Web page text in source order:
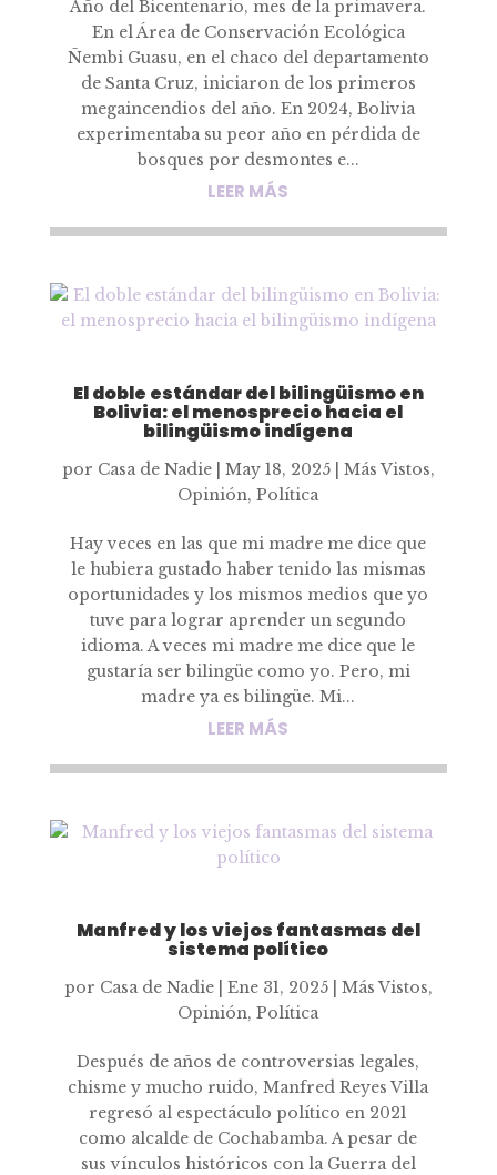
Año del Bicentenario, mes de la primavera.
En el Área de Conservación Ecológica
Ñembi Guasu, en el chaco del departamento
de Santa Cruz, iniciaron de los primeros
megaincendios del año. En 2024, Bolivia
experimentaba su peor año en pérdida de
bosques por desmontes e...
LEER MÁS
El doble estándar del bilingüismo en
Bolivia: el menosprecio hacia el
bilingüismo indígena
por Casa de Nadie| May 18, 2025| Más Vistos,
Opinión,Política
Hay veces en las que mi madre me dice que
le hubiera gustado haber tenido las mismas
oportunidades y los mismos medios que yo
tuve para lograr aprender un segundo
idioma. A veces mi madre me dice que le
gustaría ser bilingüe como yo. Pero, mi
madre ya es bilingüe. Mi...
LEER MÁS
Manfred y los viejos fantasmas del
sistema político
por Casa de Nadie| Ene 31, 2025| Más Vistos,
Opinión,Política
Después de años de controversias legales,
chisme y mucho ruido, Manfred Reyes Villa
regresó al espectáculo político en 2021
como alcalde de Cochabamba. A pesar de
sus vínculos históricos con la Guerra del